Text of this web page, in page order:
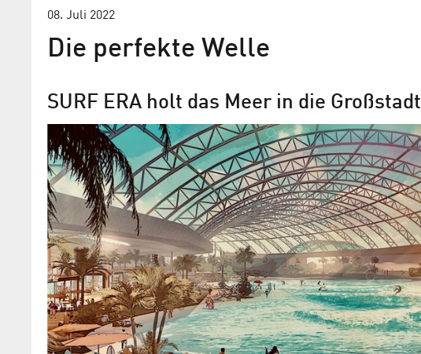
08. Juli 2022
Die perfekte Welle
SURF ERA holt das Meer in die Großstadt